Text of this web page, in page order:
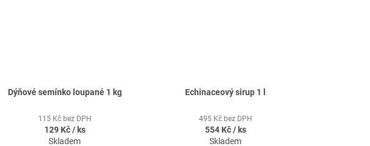
Dýňové semínko loupané 1 kg
115 Kč bez DPH
129 Kč/ ks
Skladem
Echinaceový sirup 1 l
495 Kč bez DPH
554 Kč/ ks
Skladem